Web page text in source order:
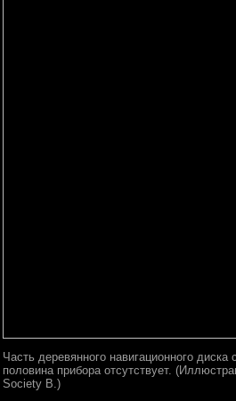
Часть деревянного навигационного
половина прибора отсутствует.
Society B.)